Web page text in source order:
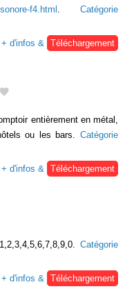
f4.html
Catégorie
+ d'infos &
Téléchargement
entièrement en métal,
ou les bars. Catégorie
+ d'infos &
Téléchargement
Catégorie
+ d'infos & Téléchargement